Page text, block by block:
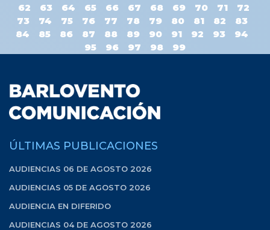
62
63 64 65 66 67 68 69 70 71
72
73
74 75 76 77 78 79 80 81 82
83
84
85 86 87 88 89 90 91 92 93
94
95
96 97 98 99
ÚLTIMAS PUBLICACIONES
AUDIENCIAS 06 DE AGOSTO 2026
AUDIENCIAS 05 DE AGOSTO 2026
AUDIENCIA EN DIFERIDO
AUDIENCIAS 04 DE AGOSTO 2026